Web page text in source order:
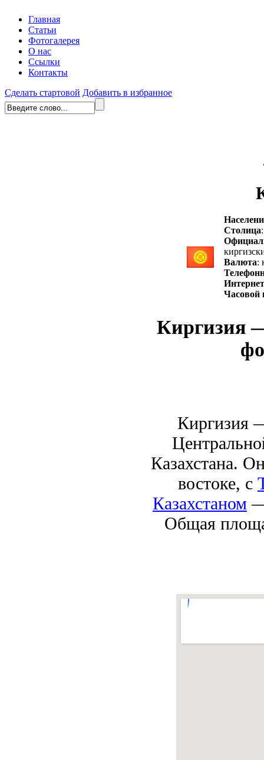
Главная
Статьи
Фотогалерея
О нас
Ссылки
Контакты
Сделать стартовой Добавить в избранное
Столица
Валюта:
Часовой
Киргизия
Киргизия
Казахстана.
востоке, с
Казахстаном —
Общая